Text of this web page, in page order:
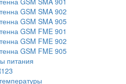
GSM SMA 902
GSM SMA 905
GSM FME 901
GSM FME 902
GSM FME 905
питания